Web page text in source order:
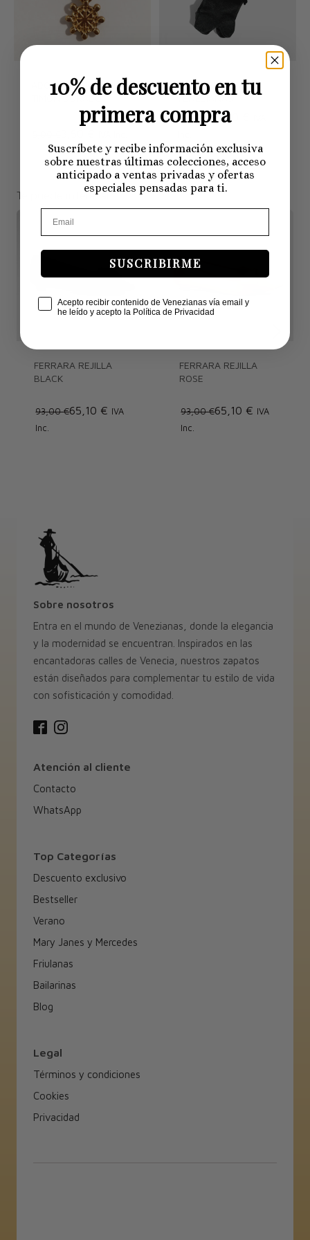
ADORNO VENEZIANAS
TIMÓN DORADO
CALCETINES TABI
VENEZIANAS
15,00 €10,50 €
Te puede interesar...
FERRARA REJILLA
BLACK
93,00 €65,10 € IVA
Inc.
FERRARA REJILLA
ROSE
93,00 €65,10 € IVA
Inc.
Sobre nosotros
Entra en el mundo de Venezianas, donde la elegancia
y la modernidad se encuentran. Inspirados en las
encantadoras calles de Venecia, nuestros zapatos
están diseñados para complementar tu estilo de vida
con sofisticación y comodidad.
Atención al cliente
Contacto
WhatsApp
Top Categorías
Descuento exclusivo
Bestseller
Verano
Mary Janes y Mercedes
Friulanas
Bailarinas
Blog
Legal
Términos y condiciones
Cookies
Privacidad
10% de descuento en tu
primera compra
Suscríbete y recibe información exclusiva
sobre nuestras últimas colecciones, acceso
anticipado a ventas privadas y ofertas
especiales pensadas para ti.
SUSCRIBIRME
Check Box
Acepto recibir contenido de Venezianas vía email y
he leído y acepto la Política de Privacidad